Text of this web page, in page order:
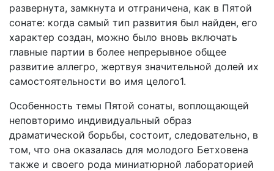
развернута, замкнута и отграничена, как в Пятой
сонате: когда самый тип развития был найден, его
характер создан, можно было вновь включать
главные партии в более непрерывное общее
развитие аллегро, жертвуя значительной долей их
самостоятельности во имя целого1.
Особенность темы Пятой сонаты, воплощающей
неповторимо индивидуальный образ
драматической борьбы, состоит, следовательно, в
том, что она оказалась для молодого Бетховена
также и своего рода миниатюрной лабораторией